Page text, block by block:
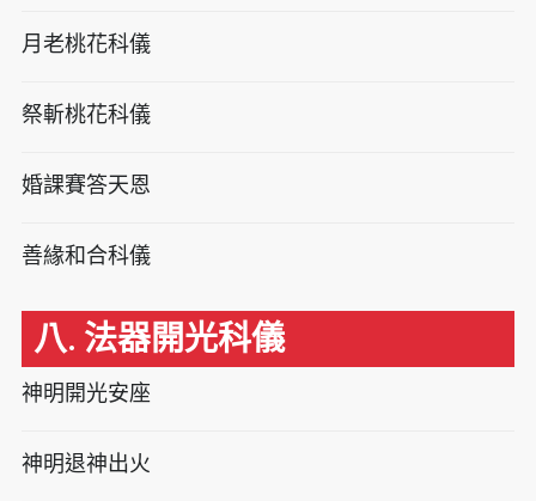
月老桃花科儀
祭斬桃花科儀
婚課賽答天恩
善緣和合科儀
八. 法器開光科儀
神明開光安座
神明退神出火